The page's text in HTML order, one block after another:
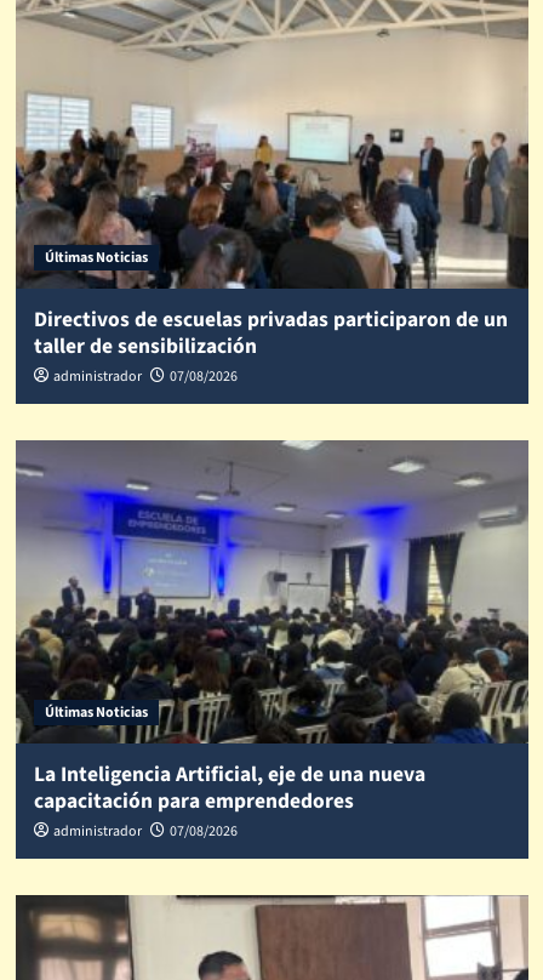
Últimas Noticias
Directivos de escuelas privadas participaron de un
taller de sensibilización
administrador 07/08/2026
Últimas Noticias
La Inteligencia Artificial, eje de una nueva
capacitación para emprendedores
administrador 07/08/2026